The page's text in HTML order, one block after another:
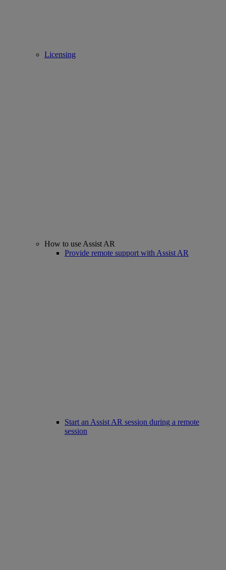
Licensing
How to use Assist AR
Provide remote support with Assist AR
Start an Assist AR session during a remote
session